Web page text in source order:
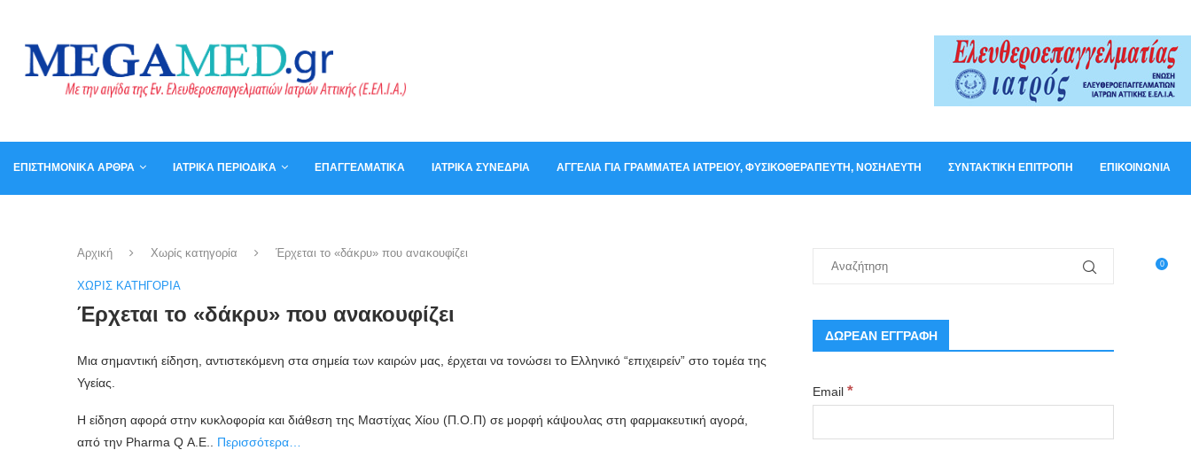
ΕΠΙΣΤΗΜΟΝΙΚΆ ΆΡΘΡΑ ΙΑΤΡΙΚΆ ΠΕΡΙΟΔΙΚΆ ΕΠΑΓΓΕΛΜΑΤΙΚΆ ΙΑΤΡΙΚΆ ΣΥΝΈΔΡΙΑ ΑΓΓΕΛΊΑ ΓΙΑ ΓΡΑΜΜΑΤΈΑ ΙΑΤΡΕΊΟΥ, ΦΥΣΙΚΟΘΕΡΑΠΕΥΤΉ, ΝΟΣΗΛΕΥΤΉ ΣΥΝΤΑΚΤΙΚΉ ΕΠΙΤΡΟΠΉ ΕΠΙΚΟΙΝΩΝΊΑ
0
Αρχική Χωρίς κατηγορία Έρχεται το «δάκρυ» που ανακουφίζει
ΧΩΡΊΣ ΚΑΤΗΓΟΡΊΑ
Έρχεται το «δάκρυ» που ανακουφίζει
Μια σημαντική είδηση, αντιστεκόμενη στα σημεία των καιρών μας, έρχεται να τονώσει το Ελληνικό “επιχειρείν” στο τομέα της
Υγείας.
Η είδηση αφορά στην κυκλοφορία και διάθεση της Μαστίχας Χίου (Π.Ο.Π) σε μορφή κάψουλας στη φαρμακευτική αγορά,
από την Pharma Q Α.Ε.. Περισσότερα…
ΔΩΡΕΑΝ ΕΓΓΡΑΦΗ
Email *